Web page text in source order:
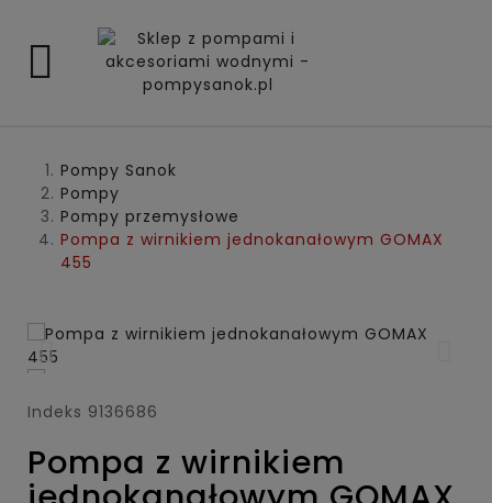

Pompy Sanok
Pompy
Pompy przemysłowe
Pompa z wirnikiem jednokanałowym GOMAX
455
Indeks 9136686
Pompa z wirnikiem